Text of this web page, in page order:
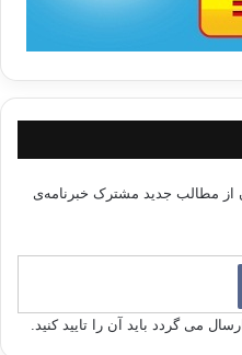
از مطالب جدید مشترک خبرنامه‌ی
می گردد باید آن را تایید کنید.